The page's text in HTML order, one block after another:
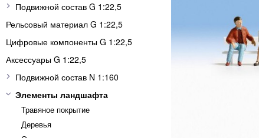
Подвижной состав G 1:22,5
Рельсовый материал G 1:22,5
Цифровые компоненты G 1:22,5
Аксессуары G 1:22,5
Подвижной состав N 1:160
Элементы ландшафта
Травяное покрытие
Деревья